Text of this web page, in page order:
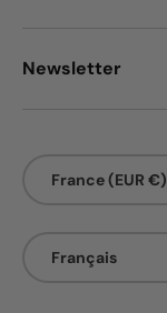
Newsletter
France (EUR €)
Français